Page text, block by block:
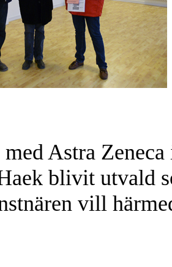
med Astra
blivit utvald
vill